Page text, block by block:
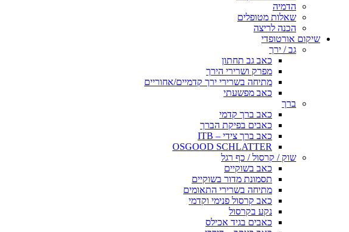
הדמיה
שאלות מטופלים
הכנה לריצה
שיקום אורטופדי
גב / ירך
כאב גב תחתון
מפרק ושרירי הירך
מתיחה בשרירי ירך קדמיים/אחוריים
כאב מפשעתי
ברך
כאב ברך קדמי
כאבים בפיקת הברך
כאב ברך צידי – ITB
OSGOOD SCHLATTER
שוק / קרסול / כף רגל
כאב בשוקיים
תסמונת מדור בשוקיים
מתיחה בשרירי התאומים
כאב קרסול פנימי וקדמי
נקע בקרסול
כאבים בגיד אכילס